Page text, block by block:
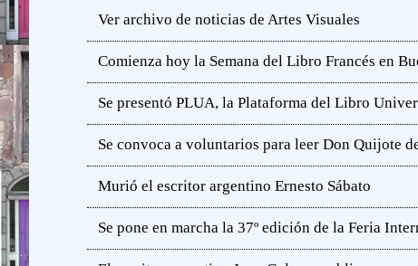
Ver archivo de noticias de Artes Visuales
Comienza hoy la Semana del Libro Francés en
Se presentó PLUA, la Plataforma del Libro
Se convoca a voluntarios para leer Don Quijote
Murió el escritor argentino Ernesto Sábato
Se pone en marcha la 37º edición de la Feria